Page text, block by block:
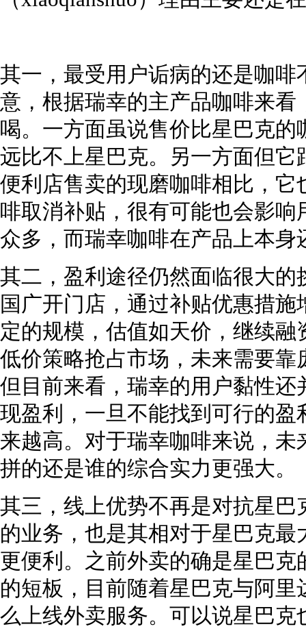
其一，最受用户诟病的还是咖
意，根据瑞幸的主产品咖啡来
喝。一方面虽说售价比星巴克
远比不上星巴克。另一方面但
便利店售卖的现磨咖啡相比，
啡取消补贴，很有可能也会影
众多，而瑞幸咖啡在产品上本身
其二，盈利途径仍然面临很大
国广开门店，通过补贴优惠措
定的规模，估值如天价，继续
低价策略抢占市场，未来需要
但目前来看，瑞幸的用户黏性
现盈利，一旦不能找到可行的
来越高。对于瑞幸咖啡来说，
拼的还是谁的综合实力更强大。
其三，线上优势不再是对抗星
的业务，也是其相对于星巴克
更便利。之前外卖的确是星巴
的短板，目前随着星巴克与阿
么上线外卖服务。可以说星巴